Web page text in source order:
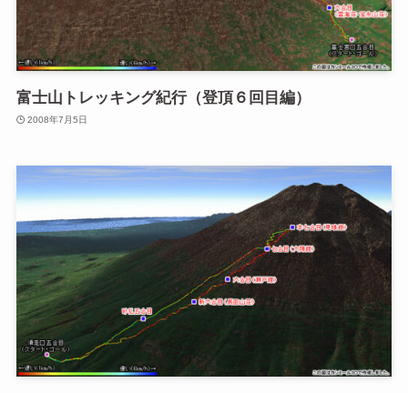
富士山トレッキング紀行（登頂６回目編）
2008年7月5日